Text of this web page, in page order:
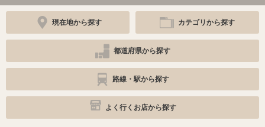
現在地から探す カテゴリから探す
都道府県から探す
路線・駅から探す
よく行くお店から探す